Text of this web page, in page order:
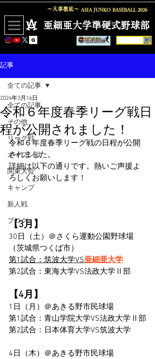
〜凡事徹底〜 ASIA JUNKO BASEBALL 2026
​亜細亜大学準硬式野球部
記事
全ての記事
その他
リーグ戦
オープン戦
関東大会
キャンプ
新人戦
ブログ
全ての記事
令和６年度春季リーグ戦日
程が公開されました！
2024年3月16日
令和６年度春季リーグ戦の日程が公開
されました。
詳細は以下の通りです。熱いご声援よ
ろしくお願いします！
【3月】
30日（土）＠さくら運動公園野球場
（茨城県つくば市）
第1試合：筑波大学VS亜細亜大学
第2試合：東海大学VS法政大学Ⅱ部
【4月】
1日（月）＠あきる野市民球場
第1試合：青山学院大学VS法政大学Ⅱ部
第2試合：日本体育大学VS筑波大学
4日（木）＠あきる野市民球場